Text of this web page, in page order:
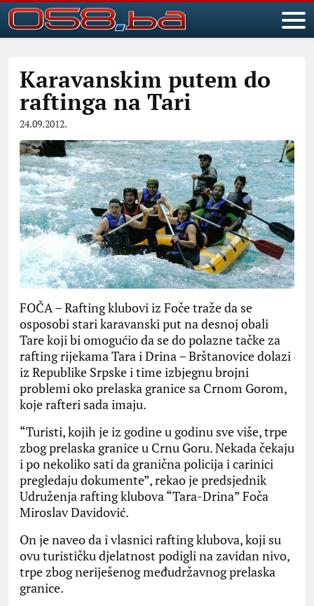
Karavanskim putem do
raftinga na Tari
24.09.2012.
FOČA – Rafting klubovi iz Foče traže da se
osposobi stari karavanski put na desnoj obali
Tare koji bi omogućio da se do polazne tačke za
rafting rijekama Tara i Drina – Brštanovice dolazi
iz Republike Srpske i time izbjegnu brojni
problemi oko prelaska granice sa Crnom Gorom,
koje rafteri sada imaju.
“Turisti, kojih je iz godine u godinu sve više, trpe
zbog prelaska granice u Crnu Goru. Nekada čekaju
i po nekoliko sati da granična policija i carinici
pregledaju dokumente”, rekao je predsjednik
Udruženja rafting klubova “Tara-Drina” Foča
Miroslav Davidović.
On je naveo da i vlasnici rafting klubova, koji su
ovu turističku djelatnost podigli na zavidan nivo,
trpe zbog neriješenog međudržavnog prelaska
granice.